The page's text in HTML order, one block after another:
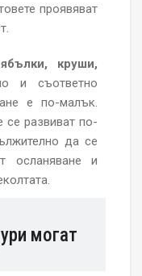
проявяват
ябълки, круши,
и съответно
е по-малък.
развиват по-
да се
осланяване и
могат